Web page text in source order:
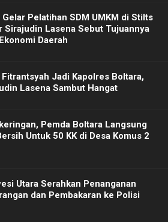
Pelatihan SDM UMKM di Stilts
Sirajudin Lasena Sebut Tujuannya
Daerah
Jadi Kapolres Boltara,
Lasena Sambut Hangat
Pemda Boltara Langsung
Untuk 50 KK di Desa Komus 2
Utara Serahkan Penanganan
dan Pembakaran ke Polisi